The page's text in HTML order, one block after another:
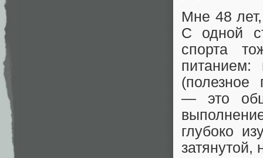
Мне 48
С одной
спорта
— это
глубоко
затянутой,